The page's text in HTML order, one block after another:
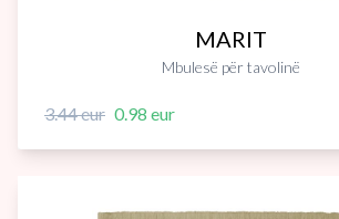
MARIT
Mbulesë për tavolinë
3.44 eur 0.98 eur